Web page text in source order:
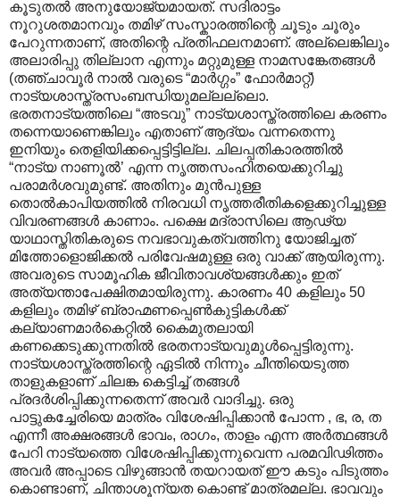
കൂടുതല്‍ അനുയോജ്യമായത്. സദിരാട്ടം
നൂറുശതമാനവും തമിഴ് സംസ്കാരത്തിന്റെ ചൂടും ചൂരും
പേറുന്നതാണ്, അതിന്റെ പ്രതിഫലനമാണ്. അല്ലെങ്കിലും
അലാരിപ്പു തില്ലാന എന്നും മറ്റുമുള്ള നാമസങ്കേതങ്ങള്‍
(തഞ്ചാവൂര്‍ നാല്‍ വരുടെ “മാര്‍ഗ്ഗം” ഫോര്‍മാറ്റ്)
നാട്യശാസ്ത്രസംബന്ധിയുമല്ലല്ലൊ.
ഭരതനാട്യത്തിലെ “അടവു” നാട്യശാസ്ത്രത്തിലെ കരണം
തന്നെയാണെങ്കിലും എതാണ് ആദ്യം വന്നതെന്നു
ഇനിയും തെളിയിക്കപ്പെട്ടിട്ടില്ല. ചിലപ്പതികാരത്തില്‍
“നാട്യ നാണൂല്‍’ എന്ന നൃത്തസംഹിതയെക്കുറിച്ചു
പരാമര്‍ശവുമുണ്ട്. അതിനും മുന്‍പുള്ള
തൊല്‍കാപിയത്തില്‍ നിരവധി നൃത്തരീതികളെക്കുറിച്ചുള്ള
വിവരണങ്ങള്‍ കാണാം. പക്ഷെ മദ്രാസിലെ ആഢ്യ
യാഥാസ്തിതികരുടെ നവഭാവുകത്വത്തിനു യോജിച്ചത്
മിത്തോളൊജിക്കല്‍ പരിവേഷമുള്ള ഒരു വാക്ക് ആയിരുന്നു.
അവരുടെ സാമൂഹിക ജീവിതാവശ്യങ്ങള്‍ക്കും ഇത്
അത്യന്താപേക്ഷിതമായിരുന്നു. കാരണം 40 കളിലും 50
കളിലും തമിഴ് ബ്രാഹ്മണപ്പെണ്‍കുട്ടികള്‍ക്ക്
കല്യാണമാര്‍കെറ്റില്‍ കൈമുതലായി
കണക്കെടുക്കുന്നതില്‍ ഭരതനാട്യവുമുള്‍പ്പെട്ടിരുന്നു.
നാട്യശാസ്ത്രത്തിന്റെ ഏടില്‍ നിന്നും ചീന്തിയെടുത്ത
താളുകളാണ് ചിലങ്ക കെട്ടിച്ച് തങ്ങള്‍
പ്രദര്‍ശിപ്പിക്കുന്നതെന്ന് അവര്‍ വാദിച്ചു. ഒരു
പാട്ടുകച്ചേരിയെ മാത്രം വിശേഷിപ്പിക്കാന്‍ പോന്ന , ഭ, ര, ത
എന്നീ അക്ഷരങ്ങള്‍ ഭാവം, രാഗം, താളം എന്ന അര്‍ത്ഥങ്ങള്‍
പേറി നാട്യത്തെ വിശേഷിപ്പിക്കുന്നുവെന്ന പരമവിഢിത്തം
അവര്‍ അപ്പാടെ വിഴുങ്ങാന്‍ തയറായത് ഈ കടും പിടുത്തം
കൊണ്ടാണ്, ചിന്താശൂന്യത കൊണ്ട് മാത്രമല്ല. ഭാവവും